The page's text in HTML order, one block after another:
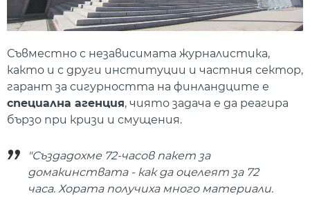
Съвместно с независимата журналистика,
както и с други институции и частния сектор,
гарант за сигурността на финландците е
специална агенция, чиято задача е да реагира
бързо при кризи и смущения.
"Създадохме 72-часов пакет за
домакинствата - как да оцелеят за 72
часа. Хората получиха много материали.